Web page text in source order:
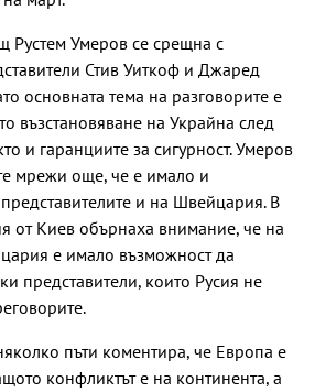
Рустем Умеров се срещна с
Стив Уиткоф и Джаред
основната тема на разговорите е
възстановяване на Украйна след
и гаранциите за сигурност. Умеров
мрежи още, че е имало и
и на Швейцария. В
от Киев обърнаха внимание, че на
е имало възможност да
представители, които Русия не
пъти коментира, че Европа е
конфликтът е на континента, а